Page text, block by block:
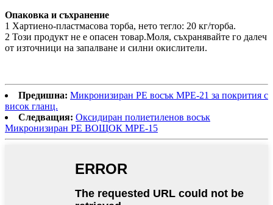
Опаковка и съхранение
1 Хартиено-пластмасова торба, нето тегло: 20 кг/торба.
2 Този продукт не е опасен товар.Моля, съхранявайте го далеч
от източници на запалване и силни окислители.
Предишна: Микронизиран PE восък MPE-21 за покрития с
висок гланц.
Следващия: Оксидиран полиетиленов восък
Микронизиран PE ВОЩОК MPE-15